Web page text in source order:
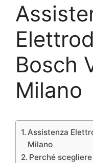
Bosch
Milano
Assistenza
Milano
Perché